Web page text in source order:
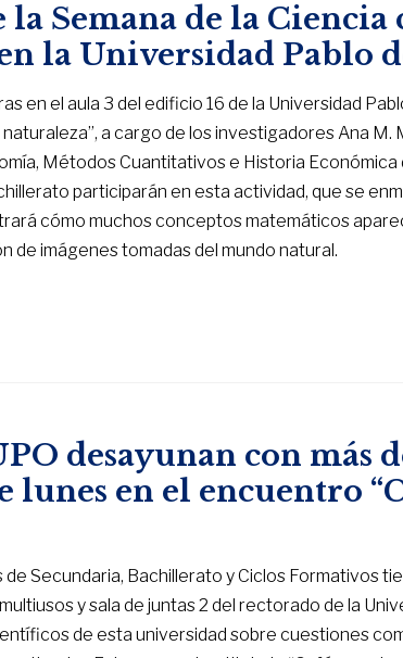
la Semana de la
la Universidad Pablo
en el aula 3 del edificio 16 de la Universidad
a cargo de los investigadores Ana M.
Métodos Cuantitativos e Historia Económica
participarán en esta actividad, que se
cómo muchos conceptos matemáticos
de imágenes tomadas del mundo natural.
desayunan con más
lunes en el encuentro
Secundaria, Bachillerato y Ciclos Formativos
y sala de juntas 2 del rectorado de la
de esta universidad sobre cuestiones